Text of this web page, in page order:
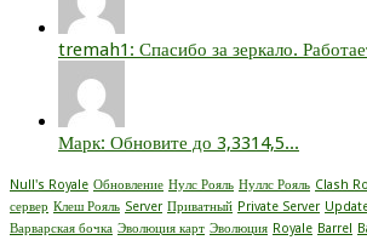
tremah1: Спасибо за зеркало.
Марк: Обновите до 3,3314,5...
Null's Royale Обновление Нулс Рояль Нуллс Рояль Clash
сервер Клеш Рояль Server Приватный Private Server
Варварская бочка Эволюция карт Эволюция Royale Barrel